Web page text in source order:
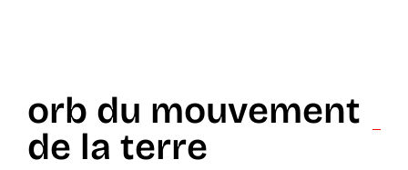
orb du mouvement
de la terre